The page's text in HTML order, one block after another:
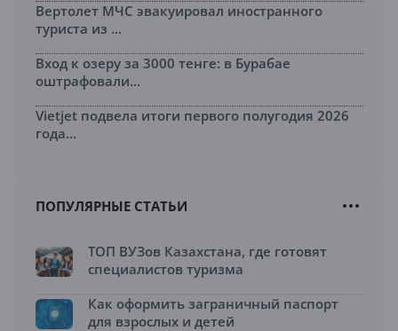
Вертолет МЧС эвакуировал иностранного
туриста из ...
Вход к озеру за 3000 тенге: в Бурабае
оштрафовали...
Vietjet подвела итоги первого полугодия 2026
года...
ПОПУЛЯРНЫЕ СТАТЬИ
ТОП ВУЗов Казахстана, где готовят
специалистов туризма
Как оформить заграничный паспорт
для взрослых и детей